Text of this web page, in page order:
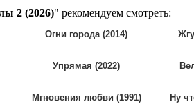
2 (2026)" рекомендуем смотреть:
Огни города (2014)
Упрямая (2022)
Мгновения любви (1991) Ну